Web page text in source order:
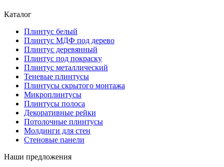
Каталог
Плинтус белый
Плинтус МДФ под дерево
Плинтус деревянный
Плинтус под покраску
Плинтус металлический
Теневые плинтусы
Плинтусы скрытого монтажа
Микроплинтусы
Плинтусы полоса
Декоративные рейки
Потолочные плинтусы
Молдинги для стен
Стеновые панели
Наши предложения